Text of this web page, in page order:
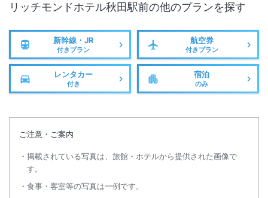
またはタイヤチェーンをお持ちください。
リッチモンドホテル秋田駅前の他のプランを探す
新幹線・JR
付きプラン
航空券
付きプラン
レンタカー
付き
宿泊
のみ
ご注意・ご案内
掲載されている写真は、旅館・ホテルから提供された画像で
す。
食事・客室等の写真は一例です。